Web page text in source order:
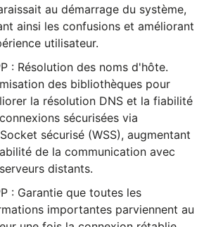
au démarrage du système,
ainsi les confusions et améliorant
utilisateur.
: Résolution des noms d'hôte.
des bibliothèques pour
la résolution DNS et la fiabilité
sécurisées via
sécurisé (WSS), augmentant
de la communication avec
distants.
: Garantie que toutes les
importantes parviennent au